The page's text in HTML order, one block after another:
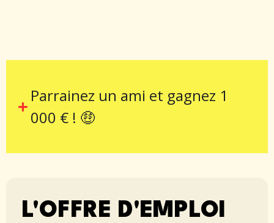
Parrainez un ami et gagnez 1
000 € ! 🤑
L'OFFRE D'EMPLOI